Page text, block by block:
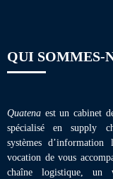
QUI SOMMES-
Quatena est un cabinet
spécialisé en supply
systèmes
vocation de vous
chaîne logistique, un